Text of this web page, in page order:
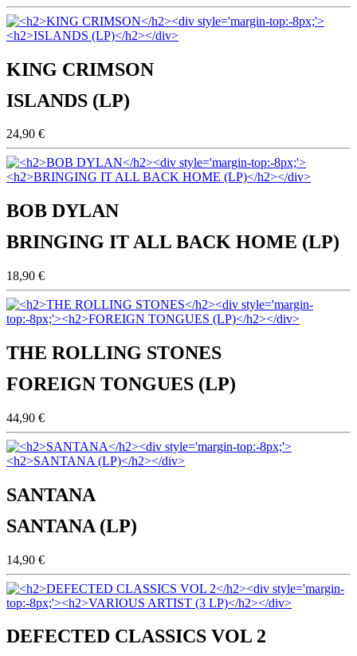
KING CRIMSON
ISLANDS (LP)
24,90 €
BOB DYLAN
BRINGING IT ALL BACK HOME (LP)
18,90 €
THE ROLLING STONES
FOREIGN TONGUES (LP)
44,90 €
SANTANA
SANTANA (LP)
14,90 €
DEFECTED CLASSICS VOL 2